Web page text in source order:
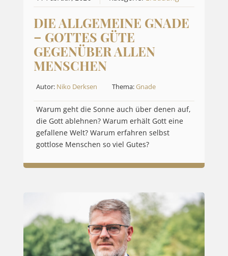
DIE ALLGEMEINE GNADE
– GOTTES GÜTE
GEGENÜBER ALLEN
MENSCHEN
Autor: Niko Derksen Thema:Gnade
Warum geht die Sonne auch über denen auf,
die Gott ablehnen? Warum erhält Gott eine
gefallene Welt? Warum erfahren selbst
gottlose Menschen so viel Gutes?